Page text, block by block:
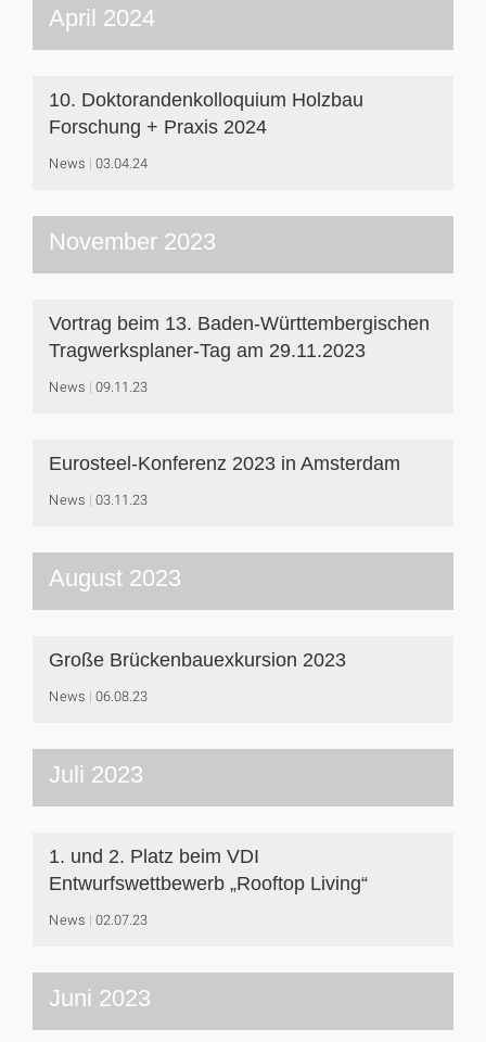
April 2024
10. Doktorandenkolloquium Holzbau
Forschung + Praxis 2024
News 03.04.24
November 2023
Vortrag beim 13. Baden-Württembergischen
Tragwerksplaner-Tag am 29.11.2023
News 09.11.23
Eurosteel-Konferenz 2023 in Amsterdam
News 03.11.23
August 2023
Große Brückenbauexkursion 2023
News 06.08.23
Juli 2023
1. und 2. Platz beim VDI
Entwurfswettbewerb „Rooftop Living“
News 02.07.23
Juni 2023